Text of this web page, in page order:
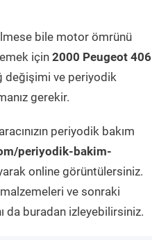
bile motor ömrünü
için 2000 Peugeot 406
değişimi ve periyodik
gerekir.
aracınızın periyodik bakım
periyodik-bakim-
online görüntülersiniz.
ve sonraki
da buradan izleyebilirsiniz.